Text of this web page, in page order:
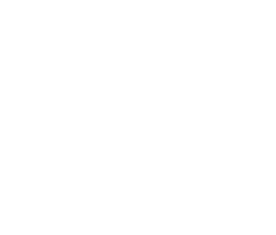
page Instagram
Facebook
Youtube